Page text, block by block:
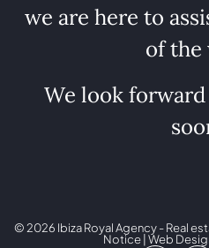
we are here to
of the
We look
© 2026 Ibiza Royal Agency - Real
Notice | Web